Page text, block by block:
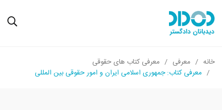
خانه معرفی
معرفی کتاب های حقوقی
معرفی کتاب: جمهوری اسلامی ایران و امور حقوقی بین المللی